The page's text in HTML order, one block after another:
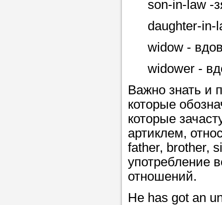
son-in-law -
daughter-in-
widow -
widower -
Важно знать и
которые
которые
артиклем,
father, brother,
употребление
отношений.
Не has got an